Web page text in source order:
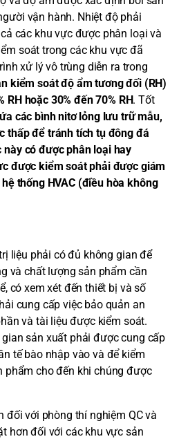
vận hành. Nhiệt độ phải
các khu vực được phân loại và
soát trong các khu vực đã
xử lý vô trùng diễn ra trong
kiểm soát độ ẩm tương đối (RH)
RH hoặc 30% đến 70% RH. Tốt
các bình nitơ lỏng lưu trữ mẫu,
thấp để tránh tích tụ đông đá
có được phân loại hay
được kiểm soát phải được giám
thống HVAC (điều hòa không
liệu phải có đủ không gian để
và chất lượng sản phẩm cần
có xem xét đến thiết bị và số
cung cấp việc bảo quản an
và tài liệu được kiểm soát.
sản xuất phải được cung cấp
tế bào nhập vào và để kiểm
phẩm cho đến khi chúng được
đối với phòng thí nghiệm QC và
hơn đối với các khu vực sản